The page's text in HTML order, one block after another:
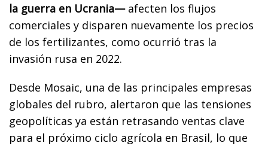
la guerra en Ucrania—afecten los flujos
comerciales y disparen nuevamente los precios
de los fertilizantes, como ocurrió tras la
invasión rusa en 2022.
Desde Mosaic, una de las principales empresas
globales del rubro, alertaron que las tensiones
geopolíticas ya están retrasando ventas clave
para el próximo ciclo agrícola en Brasil, lo que